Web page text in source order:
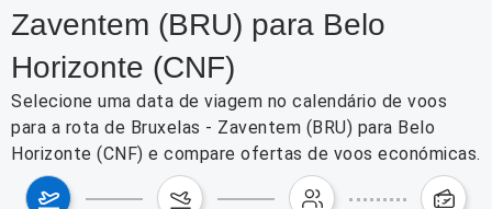
Zaventem (BRU) para Belo
Horizonte (CNF)
Selecione uma data de viagem no calendário de voos
para a rota de Bruxelas - Zaventem (BRU) para Belo
Horizonte (CNF) e compare ofertas de voos económicas.